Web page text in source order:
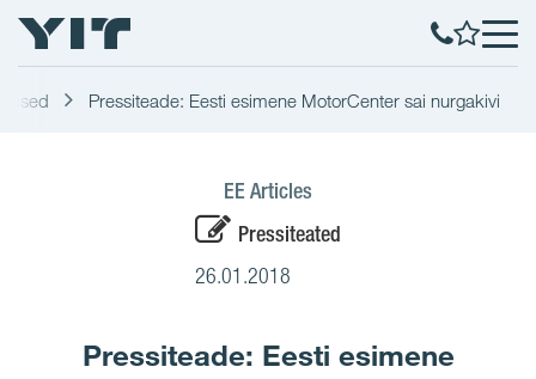
Pressiteade: Eesti esimene MotorCenter sai nurgakivi
EE Articles
Pressiteated
26.01.2018
Pressiteade: Eesti esimene